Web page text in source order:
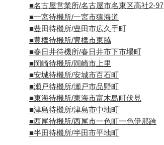
■名古屋営業所/名古屋市名東区高社2-97
■一宮待機所/一宮市猿海道
■豊田待機所/豊田市広久手町
■豊橋待機所/豊橋市東脇
■春日井待機所/春日井市下市場町
■岡崎待機所/岡崎市上里
■安城待機所/安城市百石町
■瀬戸待機所/瀬戸市品野町
■東海待機所/東海市富木島町伏見
■津島待機所/津島市中地町
■西尾待機所/西尾市一色町一色伊那跨
■半田待機所/半田市平地町